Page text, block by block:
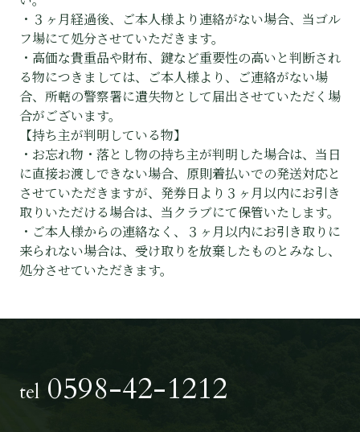
・３ヶ月経過後、ご本人様より連絡がない場合、当ゴル
フ場にて処分させていただきます。
・高価な貴重品や財布、鍵など重要性の高いと判断され
る物につきましては、ご本人様より、ご連絡がない場
合、所轄の警察署に遺失物として届出させていただく場
合がございます。
【持ち主が判明している物】
・お忘れ物・落とし物の持ち主が判明した場合は、当日
に直接お渡しできない場合、原則着払いでの発送対応と
させていただきますが、発券日より３ヶ月以内にお引き
取りいただける場合は、当クラブにて保管いたします。
・ご本人様からの連絡なく、３ヶ月以内にお引き取りに
来られない場合は、受け取りを放棄したものとみなし、
処分させていただきます。
tel 0598-42-1212